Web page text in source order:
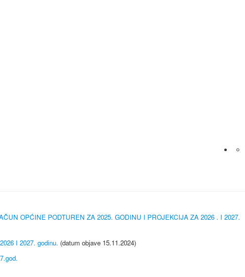
OPĆINE PODTUREN ZA 2025. GODINU I PROJEKCIJA ZA 2026 . I 2027.
I 2027. godinu. (datum objave 15.11.2024)